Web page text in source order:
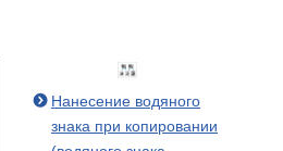
Нанесение водяного
знака при копировании